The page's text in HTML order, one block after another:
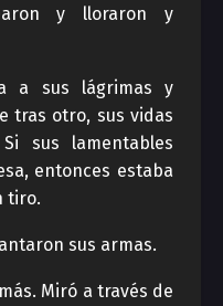
y lloraron y
a sus lágrimas y
tras otro, sus vidas
sus lamentables
entonces estaba
tiro.
sus armas.
Miró a través de